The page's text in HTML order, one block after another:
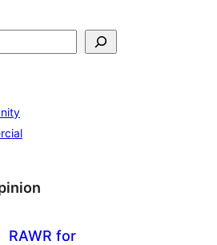
RAWR for